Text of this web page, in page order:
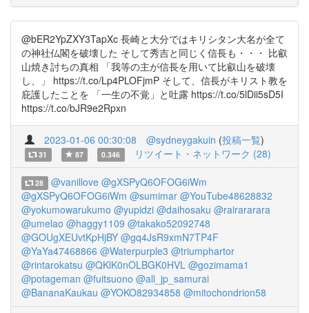
@bER2YpZXY3TapXc 長崎と大分ではキリシタン大名が全て
の神社仏閣を破壊した そして秀吉と同じく信長も・・・ 比叡
山焼き討ちの真相 「我等の主が信長を用いて比叡山を破壊
し、」 https://t.co/Lp4PLOFjmP そして、信長がキリスト教を
庇護したことを 「一生の不覚」と吐露 https://t.co/5lDii5sD5I
https://t.co/bJR9e2Rpxn
2023-01-06 00:30:08 @sydneygakuin (投稿一覧)
31 87 0.346 リツイート・ネットワーク (28)
28 @vanillove @gXSPyQ6OFOG6iWm
@gXSPyQ6OFOG6iWm @sumimar @YouTube48628832
@yokumowarukumo @yupidzi @daihosaku @rairararara
@umelao @haggy1109 @takako52092748
@GOUgXEUvtKpHjBY @gq4JsR9xmN7TP4F
@YaYa47468866 @Waterpurple3 @triumphartor
@rintarokatsu @QKlK0nOLBGK0HVL @gozimama1
@potageman @fuitsuono @all_jp_samurai
@BananaKaukau @YOKO82934858 @mitochondrion58